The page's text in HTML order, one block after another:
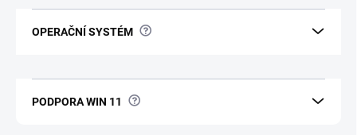
OPERAČNÍ SYSTÉM ?
PODPORA WIN 11 ?